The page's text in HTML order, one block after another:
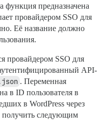
функция предназначена
провайдером SSO для
Её название должно
провайдером SSO для
API-
. Переменная
в ID пользователя в
в WordPress через
получить следующим